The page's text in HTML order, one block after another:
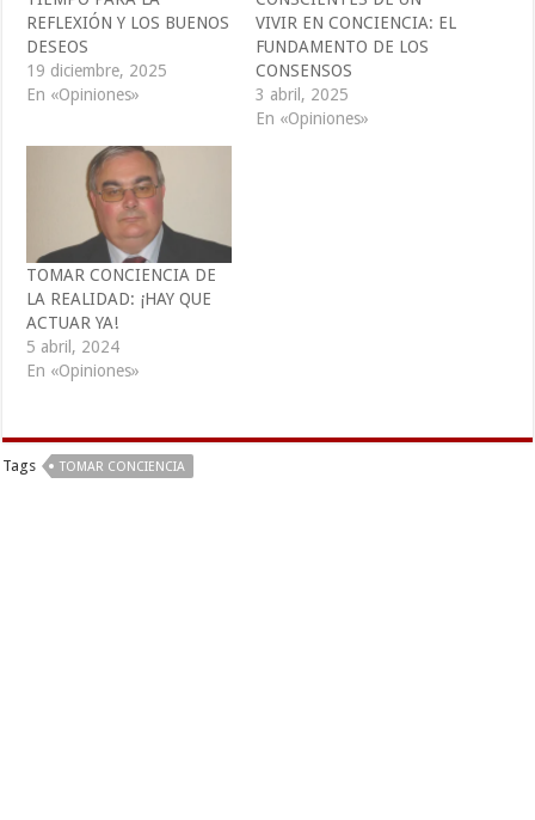
REFLEXIÓN Y LOS BUENOS
DESEOS
19 diciembre, 2025
En «Opiniones»
VIVIR EN CONCIENCIA: EL
FUNDAMENTO DE LOS
CONSENSOS
3 abril, 2025
En «Opiniones»
TOMAR CONCIENCIA DE
LA REALIDAD: ¡HAY QUE
ACTUAR YA!
5 abril, 2024
En «Opiniones»
Tags TOMAR CONCIENCIA